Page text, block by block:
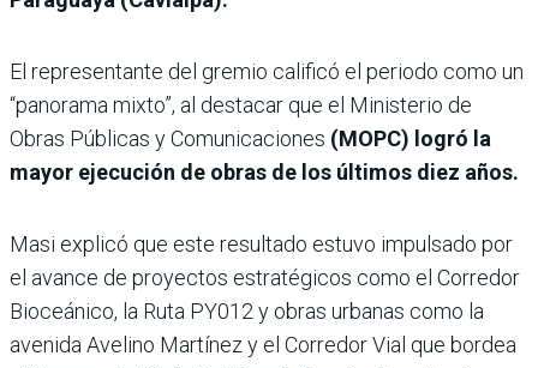
El representante del gremio calificó el periodo como un
“panorama mixto”, al destacar que el Ministerio de
Obras Públicas y Comunicaciones (MOPC) logró la
mayor ejecución de obras de los últimos diez años.
Masi explicó que este resultado estuvo impulsado por
el avance de proyectos estratégicos como el Corredor
Bioceánico, la Ruta PY012 y obras urbanas como la
avenida Avelino Martínez y el Corredor Vial que bordea